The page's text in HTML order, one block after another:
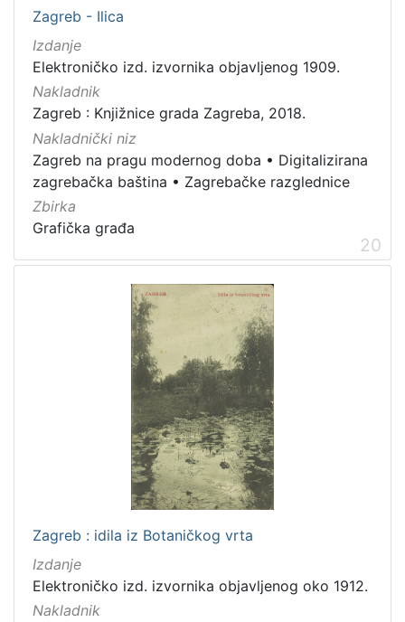
Zagreb - Ilica
Izdanje
Elektroničko izd. izvornika objavljenog 1909.
Nakladnik
Zagreb : Knjižnice grada Zagreba, 2018.
Nakladnički niz
Zagreb na pragu modernog doba • Digitalizirana
zagrebačka baština • Zagrebačke razglednice
Zbirka
Grafička građa
20
Zagreb : idila iz Botaničkog vrta
Izdanje
Elektroničko izd. izvornika objavljenog oko 1912.
Nakladnik